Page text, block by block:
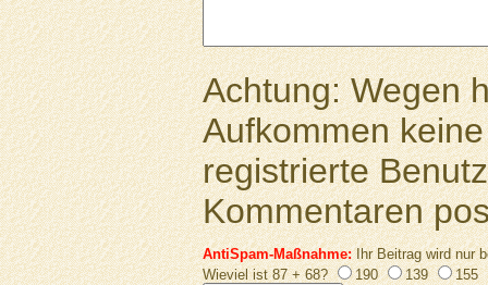
Achtung: Wegen
Aufkommen
registrierte
Kommentaren
AntiSpam-Maßnahme:Ihr Beitrag wird nur
Wieviel ist 87 + 68?
190 139 155